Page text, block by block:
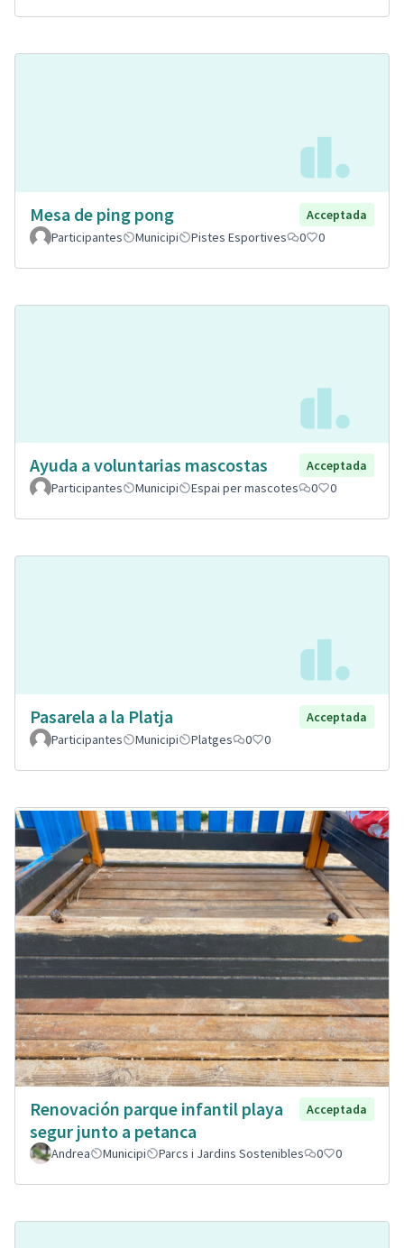
Mesa de ping pong
Acceptada
Participantes
Municipi Pistes Esportives 0 0
Ayuda a voluntarias mascostas
Acceptada
Participantes
Municipi Espai per mascotes 0 0
Pasarela a la Platja
Acceptada
Participantes
Municipi Platges 0 0
Renovación parque infantil playa
segur junto a petanca
Acceptada
Andrea Municipi Parcs i Jardins Sostenibles 0 0